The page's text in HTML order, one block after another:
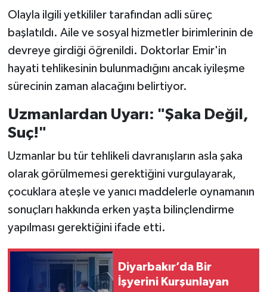
Olayla ilgili yetkililer tarafından adli süreç
başlatıldı. Aile ve sosyal hizmetler birimlerinin de
devreye girdiği öğrenildi. Doktorlar Emir'in
hayati tehlikesinin bulunmadığını ancak iyileşme
sürecinin zaman alacağını belirtiyor.
Uzmanlardan Uyarı: "Şaka Değil,
Suç!"
Uzmanlar bu tür tehlikeli davranışların asla şaka
olarak görülmemesi gerektiğini vurgulayarak,
çocuklara ateşle ve yanıcı maddelerle oynamanın
sonuçları hakkında erken yaşta bilinçlendirme
yapılması gerektiğini ifade etti.
Diyarbakır’da Bir
İşyerini Kurşunlayan